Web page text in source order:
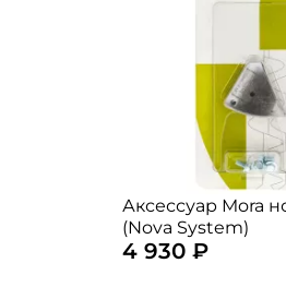
Аксессуар Mora
(Nova System)
4 930 ₽